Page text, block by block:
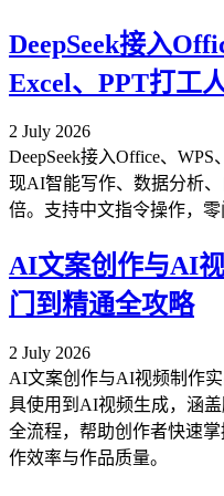
DeepSeek接入
Excel、PPT打工
2 July 2026
DeepSeek接入Office、
现AI智能写作、数据分析
倍。支持中文指令操作，
AI文案创作与AI
门到精通全攻略
2 July 2026
AI文案创作与AI视频制作
具使用到AI视频生成，涵
全流程，帮助创作者快速
作效率与作品质量。